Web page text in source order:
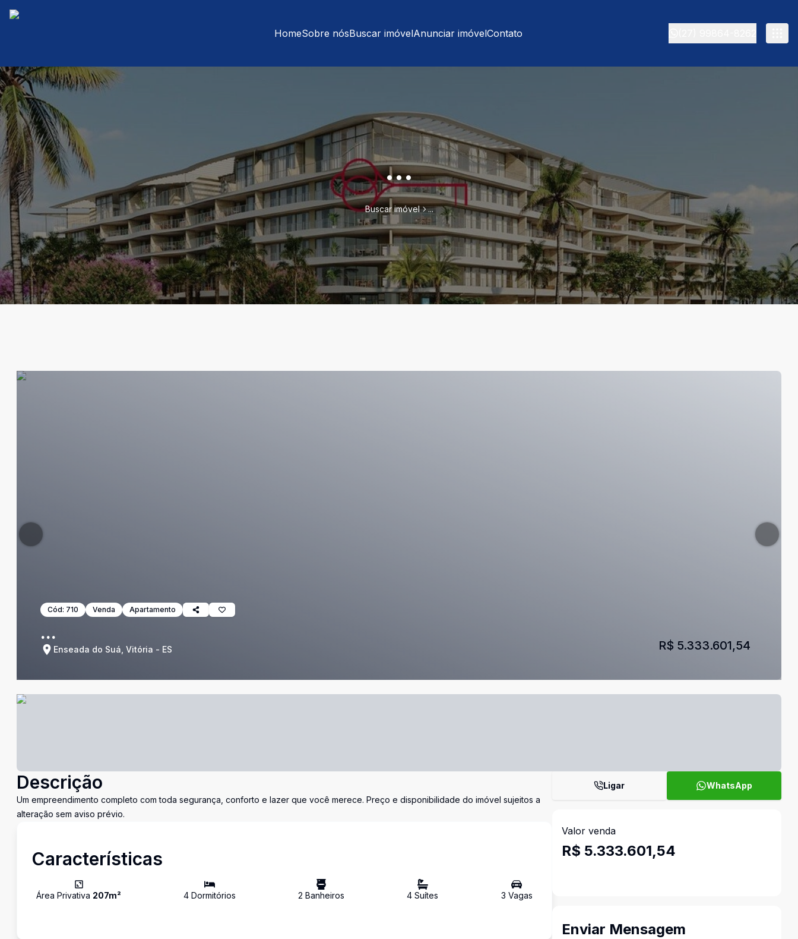
HomeSobre nósBuscar imóvelAnunciar imóvelContato
...
Buscar imóvel ...
Cód: 710 Venda Apartamento
...
Enseada do Suá, Vitória - ES R$ 5.333.601,54
Descrição
Um empreendimento completo com toda segurança, conforto e lazer que você merece. Preço e disponibilidade do imóvel sujeitos a
alteração sem aviso prévio.
Características
Área Privativa 207m² 4 Dormitórios 2 Banheiros 4 Suítes 3 Vagas
Ligar WhatsApp
Valor venda
R$ 5.333.601,54
Enviar Mensagem